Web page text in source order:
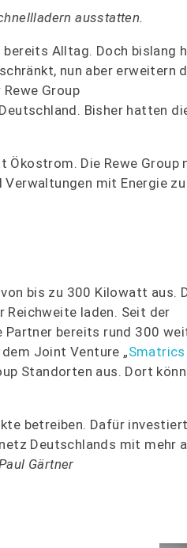
ausstatten.
bereits Alltag. Doch bislang
nun aber erweitern
Group
Bisher hatten
Ökostrom. Die Rewe Group
mit Energie zu
bis zu 300 Kilowatt aus.
Reichweite laden. Seit der
Partner bereits rund 300
Joint Venture „Smatrics
Standorten aus. Dort
betreiben. Dafür
Deutschlands mit mehr
Gärtner